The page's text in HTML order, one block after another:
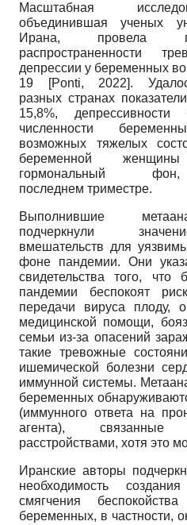
Масштабная
объединившая ученых
Ирана, провела
распространенности
депрессии у беременных
19
[Ponti, 2022].
разных странах
15,8%,
численности
возможных тяжелых
беременной
гормональный
последнем триместре.
Выполнившие
подчеркнули
вмешательств для
фоне пандемии. Они
свидетельства того, что
пандемии беспокоят
передачи вируса плоду,
медицинской помощи,
семьи из-за опасений
такие тревожные
ишемической болезни
иммунной системы.
беременных
(иммунного ответа на
агента),
расстройствами, хотя это
Иранские авторы
необходимость
смягчения
беременных, в частности,